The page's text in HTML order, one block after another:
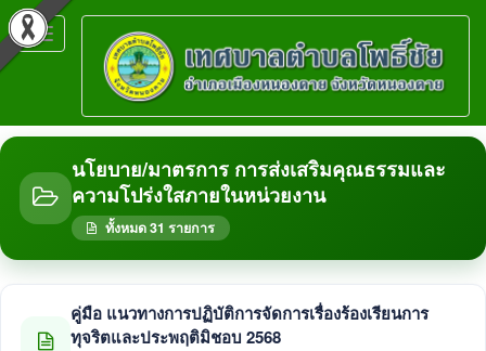
Toggle
navigation
นโยบาย/มาตรการ การส่งเสริมคุณธรรมและ
ความโปร่งใสภายในหน่วยงาน
ทั้งหมด 31 รายการ
คู่มือ แนวทางการปฏิบัติการจัดการเรื่องร้องเรียนการ
ทุจริตและประพฤติมิชอบ 2568